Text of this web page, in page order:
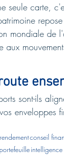
seule carte,
mondiale de
aux
sont-ils
enveloppes
rendementconseil
portefeuille